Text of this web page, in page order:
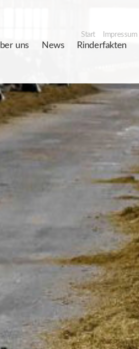
Start Impressum
uns News Rinderfakten